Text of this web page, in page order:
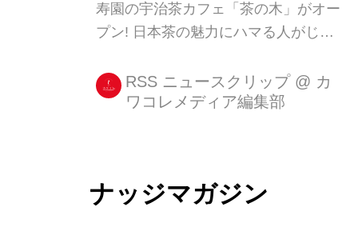
きクリームをたっぷりとかけた和のマ
リアージュが、至福のひと時...
寿園の宇治茶カフェ「茶の木」がオー
プン! 日本茶の魅力にハマる人がじわ
舗、福寿園が宇治茶カフェ「茶の木」
を四条河原町の京都マルイ内に6月30
などをカジュアルに楽しめるカフェ。
RSS ニュースクリップ @ カ
ワコレメディア編集部
ナッジマガジン